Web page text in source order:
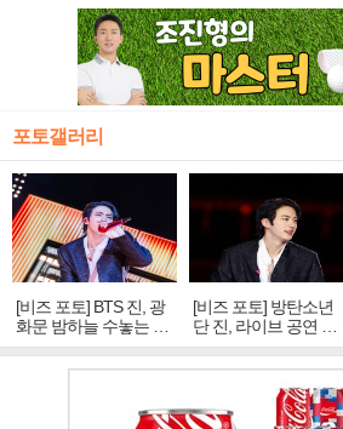
포토갤러리
[비즈 포토] BTS 진, 광
화문 밤하늘 수놓는 '비
주얼 킹'의 열창
[비즈 포토] 방탄소년
단 진, 라이브 공연 중
빛나는 독보적 아우라